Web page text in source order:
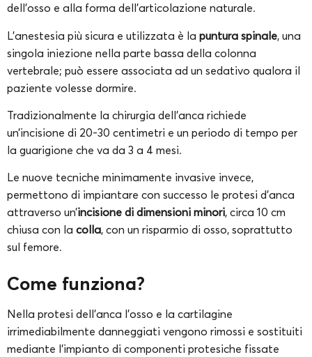
dell’osso e alla forma dell’articolazione naturale.
L’anestesia più sicura e utilizzata è la puntura spinale, una
singola iniezione nella parte bassa della colonna
vertebrale; può essere associata ad un sedativo qualora il
paziente volesse dormire.
Tradizionalmente la chirurgia dell’anca richiede
un’incisione di 20-30 centimetri e un periodo di tempo per
la guarigione che va da 3 a 4 mesi.
Le nuove tecniche minimamente invasive invece,
permettono di impiantare con successo le protesi d’anca
attraverso un’incisione di dimensioni minori, circa 10 cm
chiusa con la colla, con un risparmio di osso, soprattutto
sul femore.
Come funziona?
Nella protesi dell’anca l’osso e la cartilagine
irrimediabilmente danneggiati vengono rimossi e sostituiti
mediante l’impianto di componenti protesiche fissate